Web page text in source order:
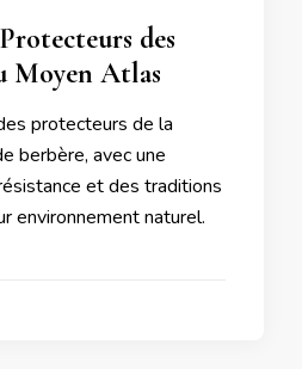
des
Moyen Atlas
protecteurs de la
berbère, avec une
et des traditions
environnement naturel.